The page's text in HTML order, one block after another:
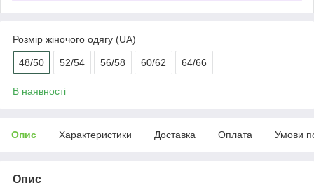
Розмір жіночого одягу (UA)
48/50 52/54 56/58 60/62 64/66
В наявності
Опис Характеристики Доставка Оплата Умови
Опис